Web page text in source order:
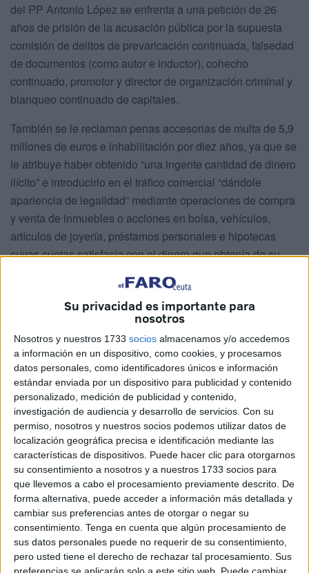
Su privacidad es importante para
nosotros
Nosotros y nuestros 1733 socios almacenamos y/o accedemos
a información en un dispositivo, como cookies, y procesamos
datos personales, como identificadores únicos e información
estándar enviada por un dispositivo para publicidad y contenido
personalizado, medición de publicidad y contenido,
investigación de audiencia y desarrollo de servicios. Con su
permiso, nosotros y nuestros socios podemos utilizar datos de
localización geográfica precisa e identificación mediante las
características de dispositivos. Puede hacer clic para otorgarnos
su consentimiento a nosotros y a nuestros 1733 socios para
que llevemos a cabo el procesamiento previamente descrito. De
forma alternativa, puede acceder a información más detallada y
cambiar sus preferencias antes de otorgar o negar su
consentimiento. Tenga en cuenta que algún procesamiento de
sus datos personales puede no requerir de su consentimiento,
pero usted tiene el derecho de rechazar tal procesamiento. Sus
del PP Antonio López se enfrenta a una petición de 26
años de prisión de la acusación pública por la supuesta
comisión de delitos de prevaricación continuada, falsedad
de documentos (como autor e inductor), cohecho
continuado, promotor y director de organización criminal y
blanqueo continuado de capitales.
También se le reclaman penas accesorias de multa de 5,9
millones de euros e inhabilitación por diez años, ya que se
le atribuye haber obtenido “una ingente cantidad de dinero
ilícito” e introducirlo en el tráfico comercial “dándole
apariencia de legalidad” mediante operaciones de compra
y venta de inmuebles o acciones en bolsa, vehículos,
artículos de joyería, préstamos personales e hipotecas
cuyas cuotas satisfacía con el dinero que obtenía de su
o calando las deudas con cobros ilícitos”.
Para “lograr su propósito” se habría valido “de una
estructura por él diseñada y organizada que actuaba
siempre bajo sus órdenes y directrices y que estaba
conformada por los trabajadores comerciales de
Emvicesa, los representantes públicos de la Comisión
Local de la Vivienda y de intermediarios y captadores de
clientes”.
La defensa de López solicitará una
resolución de absolución antes del
inicio del juicio
Entre quince y trece años de cárcel se solicitan para cinco
trabajadores de laEmpresa Municipal de la Vivienda: